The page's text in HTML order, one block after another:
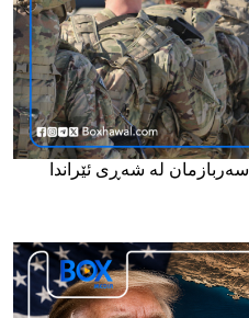
وەزارەتی بەرگریی ئەمریکا: 687 سەربازمان لە شەڕی ئێراندا